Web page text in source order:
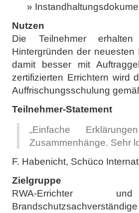
Nutzen
Die Teilnehmer
Hintergründen der
damit besser mit
zertifizierten Errichtern wird
Auffrischungsschulung
Teilnehmer-Statement
„Einfache
Zusammenhänge. Sehr
F. Habenicht, Schüco
Zielgruppe
RWA-Errichter